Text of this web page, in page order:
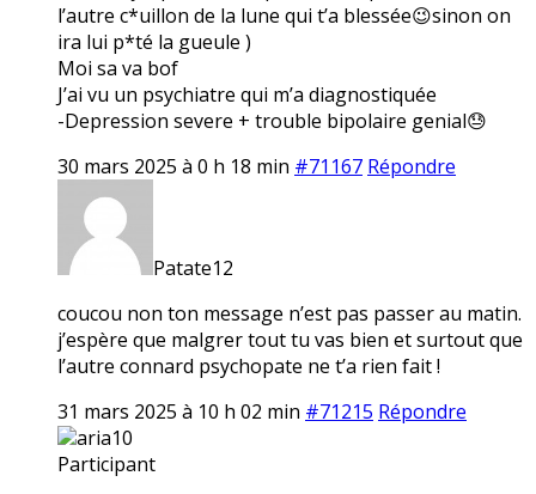
l’autre c*uillon de la lune qui t’a blessée😉sinon on
ira lui p*té la gueule )
Moi sa va bof
J’ai vu un psychiatre qui m’a diagnostiquée
-Depression severe + trouble bipolaire genial😓
30 mars 2025 à 0 h 18 min #71167 Répondre
Patate12
coucou non ton message n’est pas passer au matin.
j’espère que malgrer tout tu vas bien et surtout que
l’autre connard psychopate ne t’a rien fait !
31 mars 2025 à 10 h 02 min #71215 Répondre
aria10
Participant